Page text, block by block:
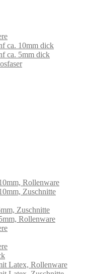
ca. 10mm dick
ca. 5mm dick
Rollenware
Zuschnitte
Zuschnitte
Rollenware
Latex, Rollenware